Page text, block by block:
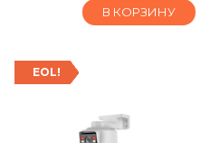
В КОРЗИНУ
EOL!